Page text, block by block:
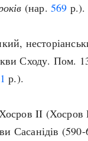
(нар.569 р.).
Сходу. Пом.
р.).
II (Хосров
Сасанідів